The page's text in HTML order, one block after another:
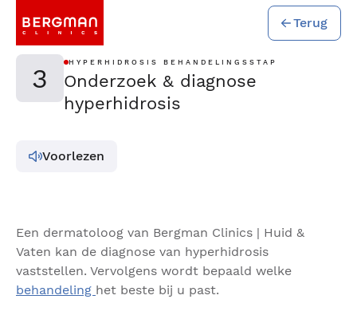
Terug
3 HYPERHIDROSIS BEHANDELINGSSTAP
Onderzoek & diagnose
hyperhidrosis
Voorlezen
Een dermatoloog van Bergman Clinics | Huid &
Vaten kan de diagnose van hyperhidrosis
vaststellen. Vervolgens wordt bepaald welke
behandeling het beste bij u past.